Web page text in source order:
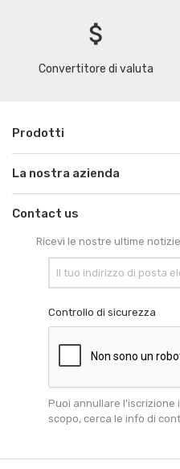
attach_money
Convertitore di valuta
Prodotti
La nostra azienda
Contact us
Ricevi le nostre ultime
Controllo di sicurezza
Puoi annullare l'iscrizione
scopo, cerca le info di